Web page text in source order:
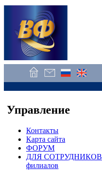
Управление
Контакты
Карта сайта
ФОРУМ
ДЛЯ СОТРУДНИКОВ
филиалов